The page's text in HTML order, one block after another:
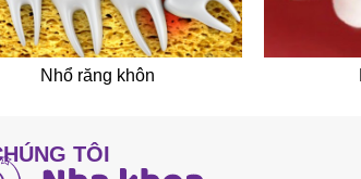
Nhổ răng khôn
TÔI